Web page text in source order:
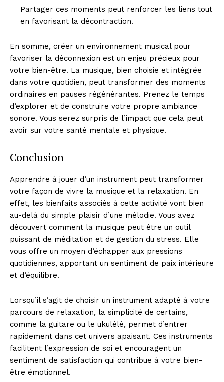
Partager ces moments peut renforcer les liens tout
en favorisant la décontraction.
En somme, créer un environnement musical pour
favoriser la déconnexion est un enjeu précieux pour
votre bien-être. La musique, bien choisie et intégrée
dans votre quotidien, peut transformer des moments
ordinaires en pauses régénérantes. Prenez le temps
d’explorer et de construire votre propre ambiance
sonore. Vous serez surpris de l’impact que cela peut
avoir sur votre santé mentale et physique.
Conclusion
Apprendre à jouer d’un instrument peut transformer
votre façon de vivre la musique et la relaxation. En
effet, les bienfaits associés à cette activité vont bien
au-delà du simple plaisir d’une mélodie. Vous avez
découvert comment la musique peut être un outil
puissant de méditation et de gestion du stress. Elle
vous offre un moyen d’échapper aux pressions
quotidiennes, apportant un sentiment de paix intérieure
et d’équilibre.
Lorsqu’il s’agit de choisir un instrument adapté à votre
parcours de relaxation, la simplicité de certains,
comme la guitare ou le ukulélé, permet d’entrer
rapidement dans cet univers apaisant. Ces instruments
facilitent l’expression de soi et encouragent un
sentiment de satisfaction qui contribue à votre bien-
être émotionnel.